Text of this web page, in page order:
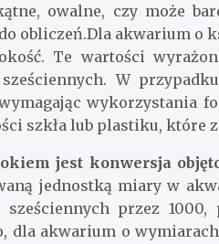
owalne, czy może
obliczeń.Dla akwarium o
Te wartości
W
wykorzystania
szkła lub plastiku,
jest konwersja
jednostką miary w
sześciennych przez
dla akwarium o